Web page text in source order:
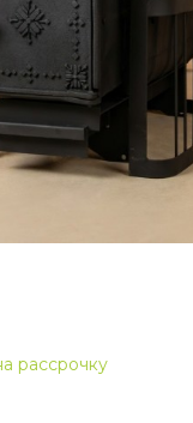
рассрочку